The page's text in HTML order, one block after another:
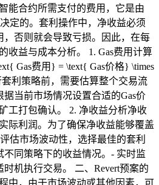
能合约所需支付的费用，它是由
定的。套利操作中，净收益必须
，否则就会导致亏损。因此，在每
收益与成本分析。 1. Gas费用计算
Gas费用} = \text{ Gas价格} \times
利策略前，需要估算整个交易流
据当前市场情况设置合适的Gas价
工打包确认。 2. 净收益分析净收
际利润。为了确保净收益能够覆盖
估市场波动性，选择最佳的套利
不同策略下的收益情况。- 实时监
机执行交易。 二、Revert预案的